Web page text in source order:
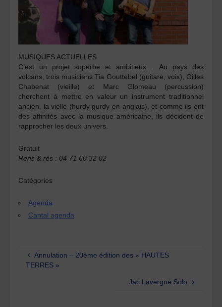
MUSIQUES ACTUELLES
C’est un projet superbe et ambitieux…. Au pays des
volcans, trois musiciensTia Gouttebel (guitare, voix), Gilles
Chabenat (vieille) et Marc Glomeau (percussion)
cherchent à mettre en valeur un instrument traditionnel
ancien, la vielle (hurdy gurdy en anglais), et comme ils ont
des affinités avec la musique américaine, ils décident de
rapprocher les deux univers.
Gratuit
Rens & rés : 04 71 60 32 02
Catégories
Agenda
Cantal agenda
Annulation – 20ème édition des « HAUTES
TERRES »
Jac Lavergne Solo